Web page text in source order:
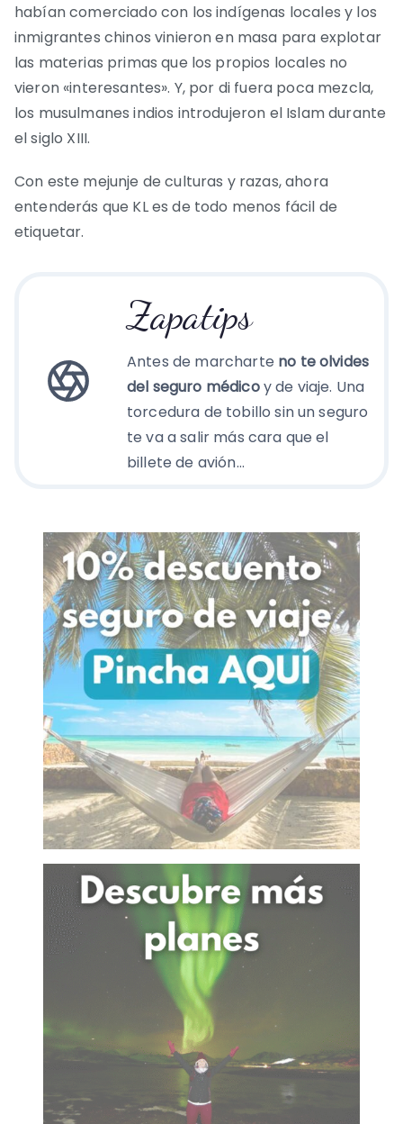
habían comerciado con los indígenas locales y los
inmigrantes chinos vinieron en masa para explotar
las materias primas que los propios locales no
vieron «interesantes». Y, por di fuera poca mezcla,
los musulmanes indios introdujeron el Islam durante
el siglo XIII.
Con este mejunje de culturas y razas, ahora
entenderás que KL es de todo menos fácil de
etiquetar.
Zapatips
Antes de marcharte no te olvides
del seguro médicoy de viaje. Una
torcedura de tobillo sin un seguro
te va a salir más cara que el
billete de avión…